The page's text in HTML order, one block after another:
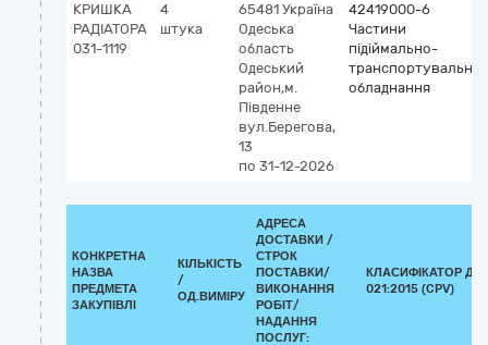
КРИШКА
РАДІАТОРА
031-1119
4
штука
65481 Україна
Одеська
область
Одеський
район,м.
Південне
вул.Берегова,
13
по 31-12-2026
42419000-6
Частини
підіймально-
обладнання
КОНКРЕТНА
НАЗВА
ПРЕДМЕТА
ЗАКУПІВЛІ
КІЛЬКІСТЬ
/
ОД.ВИМІРУ
АДРЕСА
ДОСТАВКИ /
СТРОК
ПОСТАВКИ/
ВИКОНАННЯ
РОБІТ/
НАДАННЯ
ПОСЛУГ:
КЛАСИФІКАТОР ДК
021:2015 (CPV)